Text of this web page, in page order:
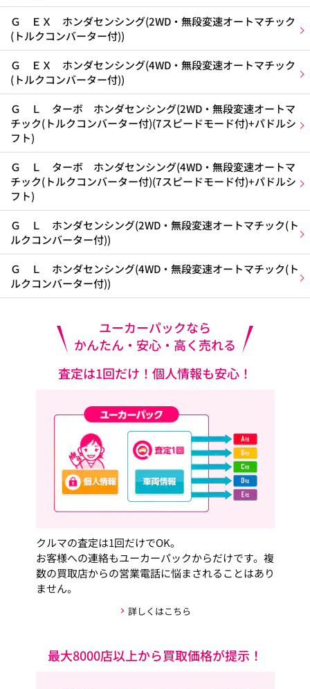
Ｇ ＥＸ ホンダセンシング(2WD・無段変速オートマチック
(トルクコンバーター付))
Ｇ ＥＸ ホンダセンシング(4WD・無段変速オートマチック
(トルクコンバーター付))
Ｇ Ｌ ターボ ホンダセンシング(2WD・無段変速オートマ
チック(トルクコンバーター付)(7スピードモード付)+パドルシ
フト)
Ｇ Ｌ ターボ ホンダセンシング(4WD・無段変速オートマ
チック(トルクコンバーター付)(7スピードモード付)+パドルシ
フト)
Ｇ Ｌ ホンダセンシング(2WD・無段変速オートマチック(ト
ルクコンバーター付))
Ｇ Ｌ ホンダセンシング(4WD・無段変速オートマチック(ト
ルクコンバーター付))
ユーカーパックなら
かんたん・安心・高く売れる
査定は1回だけ！個人情報も安心！
クルマの査定は1回だけでOK。
お客様への連絡もユーカーパックからだけです。複
数の買取店からの営業電話に悩まされることはあり
ません。
詳しくはこちら
最大8000店以上から買取価格が提示！